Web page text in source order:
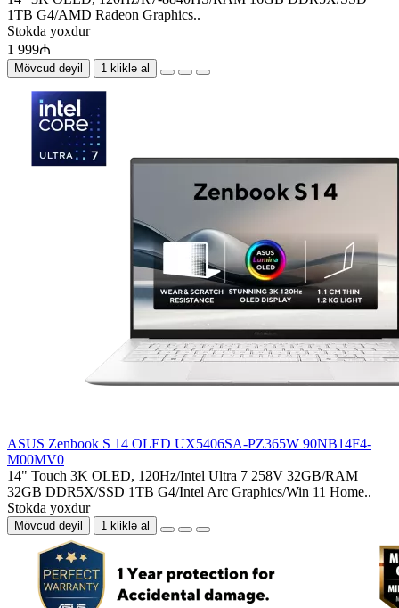
1TB G4/AMD Radeon Graphics..
Stokda yoxdur
1 999₼
Mövcud deyil 1 kliklə al
ASUS Zenbook S 14 OLED UX5406SA-PZ365W 90NB14F4-
M00MV0
14" Touch 3K OLED, 120Hz/Intel Ultra 7 258V 32GB/RAM
32GB DDR5X/SSD 1TB G4/Intel Arc Graphics/Win 11 Home..
Stokda yoxdur
Mövcud deyil 1 kliklə al